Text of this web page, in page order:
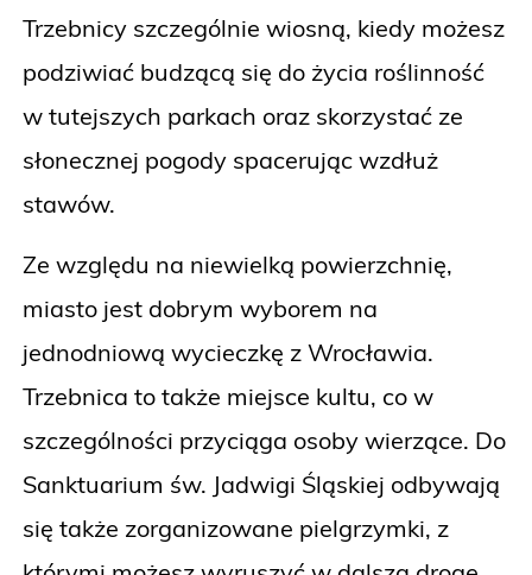
Trzebnicy szczególnie wiosną, kiedy możesz
podziwiać budzącą się do życia roślinność
w tutejszych parkach oraz skorzystać ze
słonecznej pogody spacerując wzdłuż
stawów.
Ze względu na niewielką powierzchnię,
miasto jest dobrym wyborem na
jednodniową wycieczkę z Wrocławia.
Trzebnica to także miejsce kultu, co w
szczególności przyciąga osoby wierzące. Do
Sanktuarium św. Jadwigi Śląskiej odbywają
się także zorganizowane pielgrzymki, z